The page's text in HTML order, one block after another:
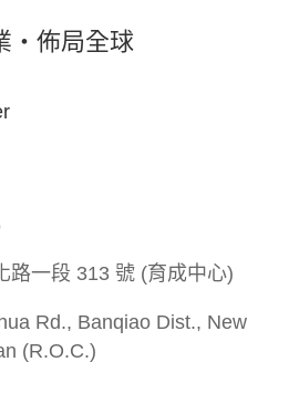
・佈局全球
路一段 313 號 (育成中心)
Rd., Banqiao Dist., New
(R.O.C.)